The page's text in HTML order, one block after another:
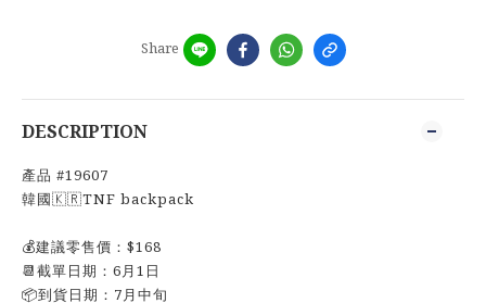
Share
DESCRIPTION
產品 #19607
韓國🇰🇷TNF backpack
💰建議零售價：$168
📆截單日期：6月1日
📦到貨日期：7月中旬